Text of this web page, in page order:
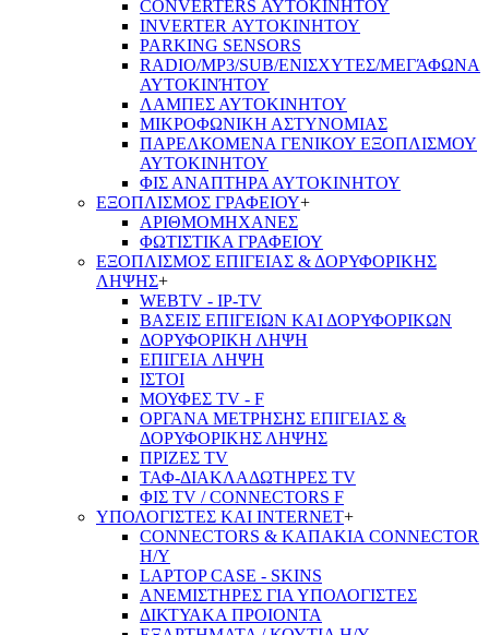
CONVERTERS ΑΥΤΟΚΙΝΗΤΟΥ
INVERTER ΑΥΤΟΚΙΝΗΤΟΥ
PARKING SENSORS
RADIO/MP3/SUB/ΕΝΙΣΧΥΤΕΣ/ΜΕΓΆΦΩΝΑ
ΑΥΤΟΚΙΝΉΤΟΥ
ΛΑΜΠΕΣ ΑΥΤΟΚΙΝΗΤΟΥ
ΜΙΚΡΟΦΩΝΙΚΗ ΑΣΤΥΝΟΜΙΑΣ
ΠΑΡΕΛΚΟΜΕΝΑ ΓΕΝΙΚΟΥ ΕΞΟΠΛΙΣΜΟΥ
ΑΥΤΟΚΙΝΗΤΟΥ
ΦΙΣ ΑΝΑΠΤΗΡΑ ΑΥΤΟΚΙΝΗΤΟΥ
ΕΞΟΠΛΙΣΜΟΣ ΓΡΑΦΕΙΟΥ+
ΑΡΙΘΜΟΜΗΧΑΝΕΣ
ΦΩΤΙΣΤΙΚΑ ΓΡΑΦΕΙΟΥ
ΕΞΟΠΛΙΣΜΟΣ ΕΠΙΓΕΙΑΣ & ΔΟΡΥΦΟΡΙΚΗΣ
ΛΗΨΗΣ+
WEBTV - IP-TV
ΒΑΣΕΙΣ ΕΠΙΓΕΙΩΝ ΚΑΙ ΔΟΡΥΦΟΡΙΚΩΝ
ΔΟΡΥΦΟΡΙΚΗ ΛΗΨΗ
ΕΠΙΓΕΙA ΛΗΨΗ
ΙΣΤΟΙ
ΜΟΥΦΕΣ TV - F
ΟΡΓΑΝΑ ΜΕΤΡΗΣΗΣ ΕΠΙΓΕΙΑΣ &
ΔΟΡΥΦΟΡΙΚΗΣ ΛΗΨΗΣ
ΠΡΙΖΕΣ TV
ΤΑΦ-ΔΙΑΚΛΑΔΩΤΗΡΕΣ TV
ΦΙΣ TV / CONNECTORS F
ΥΠΟΛΟΓΙΣΤΕΣ ΚΑΙ INTERNET+
CONNECTORS & ΚΑΠΑΚΙΑ CONNECTOR
Η/Υ
LAPTOP CASE - SKINS
ΑΝΕΜΙΣΤΗΡΕΣ ΓΙΑ ΥΠΟΛΟΓΙΣΤΕΣ
ΔΙΚΤΥΑΚΑ ΠΡΟΙΟΝΤΑ